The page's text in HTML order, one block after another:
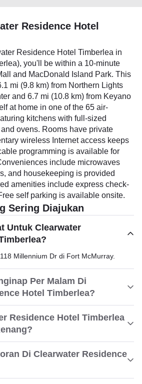
Residence Hotel
Residence Hotel Timberlea in
you'll be within a 10-minute
and MacDonald Island Park. This
mi (9.8 km) from Northern Lights
and 6.7 mi (10.8 km) from Keyano
at home in one of the 65 air-
kitchens with full-sized
ovens. Rooms have private
wireless Internet access keeps
programming is available for
include microwaves
and housekeeping is provided
amenities include express check-
self parking is available onsite.
Sering Diajukan
Untuk Clearwater
Millennium Dr di Fort McMurray.
Per Malam Di
Hotel Timberlea?
Residence Hotel Timberlea
Di Clearwater Residence